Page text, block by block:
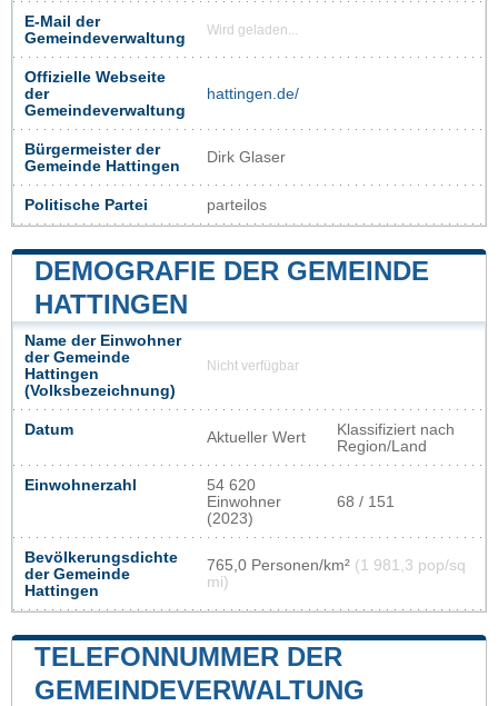
E-Mail der
Gemeindeverwaltung
Wird geladen...
Offizielle Webseite
der
Gemeindeverwaltung
hattingen.de/
Bürgermeister der
Gemeinde Hattingen
Dirk Glaser
Politische Partei parteilos
DEMOGRAFIE DER GEMEINDE
HATTINGEN
Name der Einwohner
der Gemeinde
Hattingen
(Volksbezeichnung)
Nicht verfügbar
Datum Aktueller Wert
Klassifiziert nach
Region/Land
Einwohnerzahl
54 620
Einwohner
(2023)
68 / 151
Bevölkerungsdichte
der Gemeinde
Hattingen
765,0 Personen/km² (1 981,3 pop/sq
mi)
TELEFONNUMMER DER
GEMEINDEVERWALTUNG